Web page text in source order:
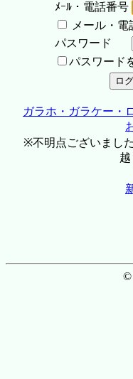
ﾒｰﾙ・電話番号
メール・
パスワード
パスワード
ガラホ・ガラケー・
※不明点ございまし
越
©